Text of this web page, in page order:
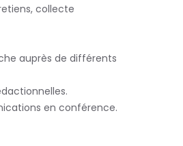
collecte
auprès de différents
en conférence.